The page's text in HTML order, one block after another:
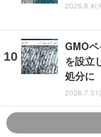
2026.8.4(
GMO
を設立
処分に